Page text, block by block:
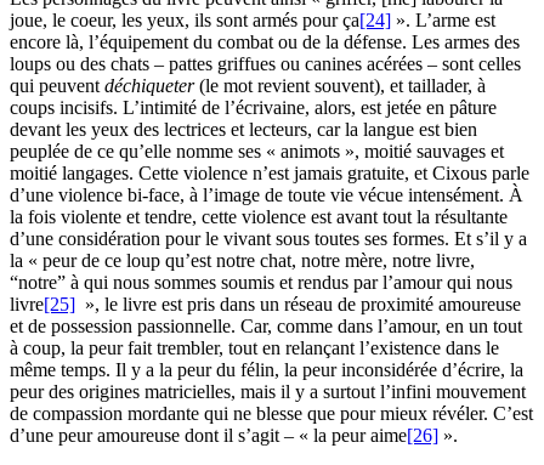
joue, le coeur, les yeux, ils sont armés pour ça[24] ». L’arme est
encore là, l’équipement du combat ou de la défense. Les armes des
loups ou des chats – pattes griffues ou canines acérées – sont celles
qui peuvent déchiqueter(le mot revient souvent), et taillader, à
coups incisifs. L’intimité de l’écrivaine, alors, est jetée en pâture
devant les yeux des lectrices et lecteurs, car la langue est bien
peuplée de ce qu’elle nomme ses « animots », moitié sauvages et
moitié langages. Cette violence n’est jamais gratuite, et Cixous parle
d’une violence bi-face, à l’image de toute vie vécue intensément. À
la fois violente et tendre, cette violence est avant tout la résultante
d’une considération pour le vivant sous toutes ses formes. Et s’il y a
la « peur de ce loup qu’est notre chat, notre mère, notre livre,
“notre” à qui nous sommes soumis et rendus par l’amour qui nous
livre[25] », le livre est pris dans un réseau de proximité amoureuse
et de possession passionnelle. Car, comme dans l’amour, en un tout
à coup, la peur fait trembler, tout en relançant l’existence dans le
même temps. Il y a la peur du félin, la peur inconsidérée d’écrire, la
peur des origines matricielles, mais il y a surtout l’infini mouvement
de compassion mordante qui ne blesse que pour mieux révéler. C’est
d’une peur amoureuse dont il s’agit – « la peur aime[26] ».